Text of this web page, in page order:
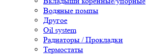
Водяные помпы
Другое
Oil system
Радиаторы / Прокладки
Термостаты